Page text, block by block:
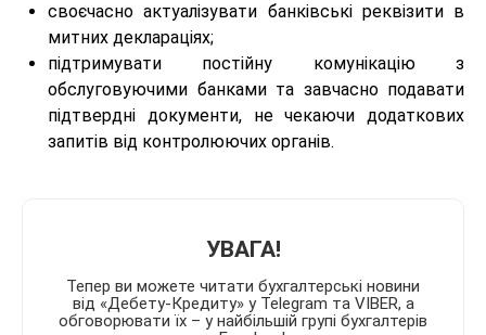
своєчасно актуалізувати банківські реквізити в
митних деклараціях;
підтримувати постійну комунікацію з
обслуговуючими банками та завчасно подавати
підтвердні документи, не чекаючи додаткових
запитів від контролюючих органів.
УВАГА!
Тепер ви можете читати бухгалтерські новини
від «Дебету-Кредиту» у Telegram та VIBER, а
обговорювати їх – у найбільшій групі бухгалтерів